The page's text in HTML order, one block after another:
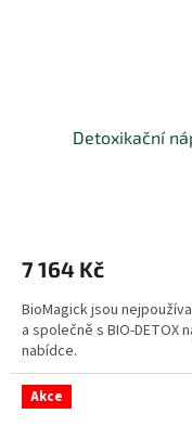
Detoxikační
7 164 Kč
BioMagick jsou
a společně s BIO-
nabídce.
Akce